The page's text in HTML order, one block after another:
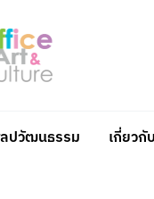
ปวัฒนธรรม เกี่ยวกั